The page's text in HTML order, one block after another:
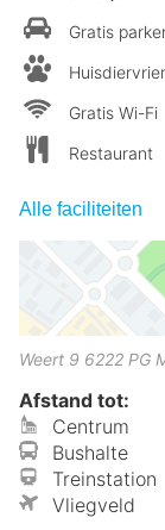
Gratis
Gratis Wi-Fi
Restaurant
Alle faciliteiten
Weert 9 6222 PG
Afstand tot:
Centrum
Bushalte
Treinstation
Vliegveld